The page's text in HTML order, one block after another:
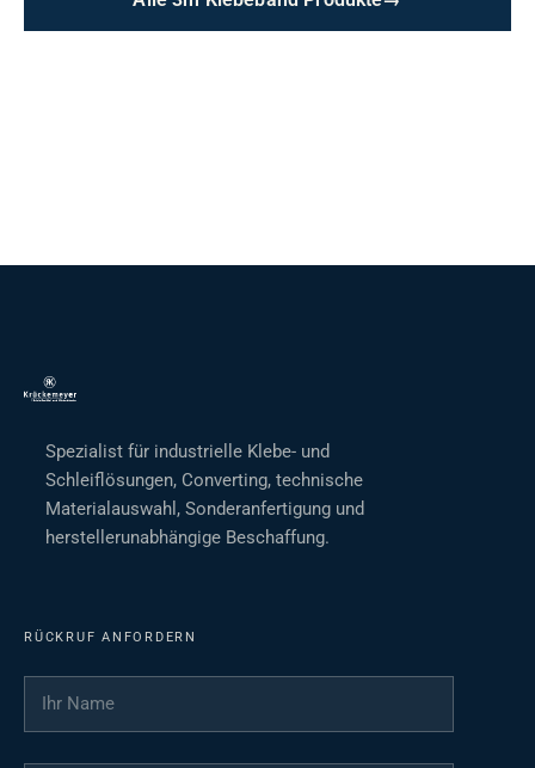
Spezialist für industrielle Klebe- und
Schleiflösungen, Converting, technische
Materialauswahl, Sonderanfertigung und
herstellerunabhängige Beschaffung.
RÜCKRUF ANFORDERN
Ihr Name